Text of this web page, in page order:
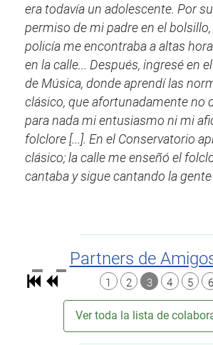
era todavía un adolescente. Por
permiso de mi padre en el
policía me encontraba a altas
en la calle... Después, ingresé en
de Música, donde aprendí las
clásico, que afortunadamente no
para nada mi entusiasmo ni mi
folclore [...]. En el Conservatorio
clásico; la calle me enseñó el
cantaba y sigue cantando la
Partners de
1 2 3 4 5 6
Ver toda la lista de